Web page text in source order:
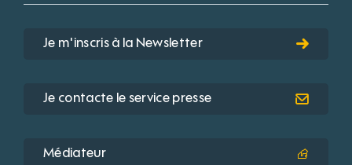
Je m'inscris à la Newsletter
Je contacte le service presse
Médiateur